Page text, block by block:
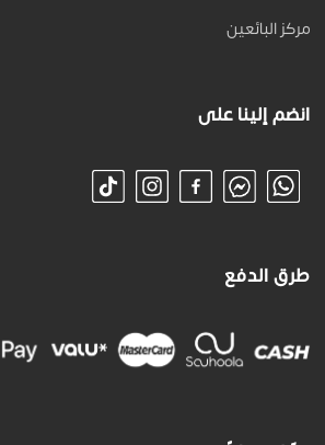
مركز البائعين
انضم إلينا على
طرق الدفع